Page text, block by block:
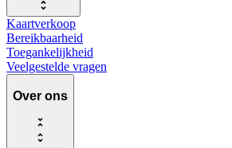
Kaartverkoop
Bereikbaarheid
Toegankelijkheid
Veelgestelde vragen
Over ons